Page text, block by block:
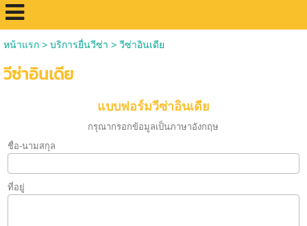
หน้าแรก> บริการยื่นวีซ่า > วีซ่าอินเดีย
วีซ่าอินเดีย
แบบฟอร์มวีซ่าอินเดีย
กรุณากรอกข้อมูลเป็นภาษาอังกฤษ
ชื่อ-นามสกุล
ที่อยู่